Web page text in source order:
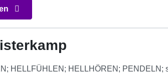
HELLFÜHLEN; HELLHÖREN; PENDELN;